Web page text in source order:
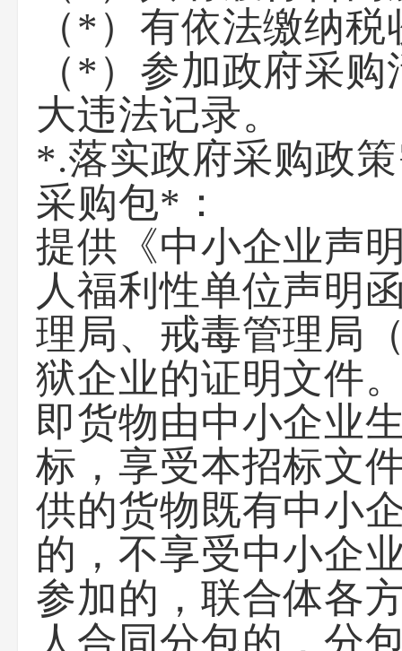
（*）有依法缴纳
（*）参加政府采
大违法记录。
*.落实政府采购政
采购包*：
提供《中小企业声
人福利性单位声明
理局、戒毒管理局
狱企业的证明文件
即货物由中小企业
标，享受本招标文
供的货物既有中小
的，不享受中小企
参加的，联合体各
人合同分包的，分